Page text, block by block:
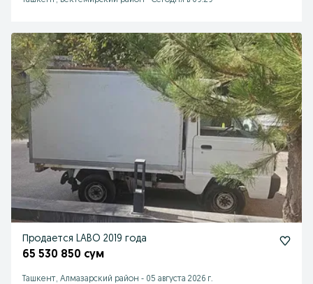
Продается LABO 2019 года
65 530 850 сум
Ташкент, Алмазарский район - 05 августа 2026 г.